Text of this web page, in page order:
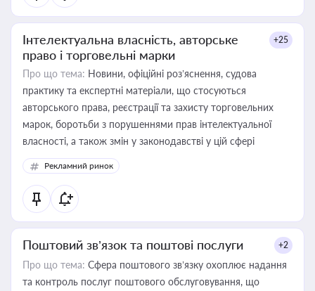
Інтелектуальна власність, авторське
право і торговельні марки
+25
Про що тема: Новини, офіційні роз’яснення, судова
практику та експертні матеріали, що стосуються
авторського права, реєстрації та захисту торговельних
марок, боротьби з порушеннями прав інтелектуальної
власності, а також змін у законодавстві у цій сфері
Рекламний ринок
Поштовий зв’язок та поштові послуги +2
Про що тема: Сфера поштового зв’язку охоплює надання
та контроль послуг поштового обслуговування, що